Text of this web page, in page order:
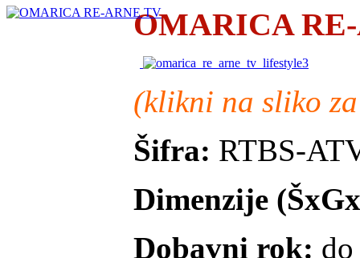
OMARICA
(klikni na sliko
Šifra: RTBS-
Dimenzije
Dobavni rok: